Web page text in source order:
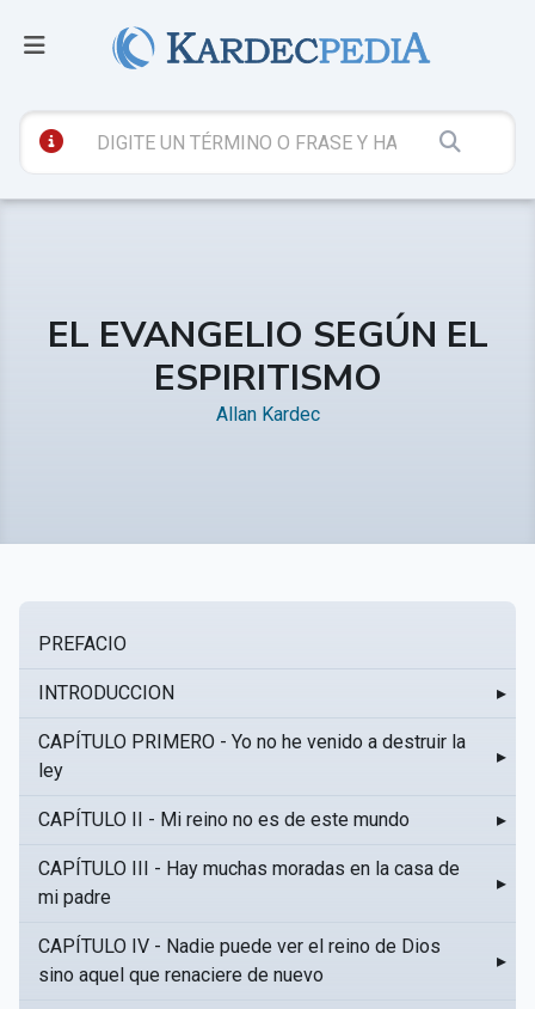
EL EVANGELIO SEGÚN EL
ESPIRITISMO
Allan Kardec
PREFACIO
INTRODUCCION ▸
CAPÍTULO PRIMERO - Yo no he venido a destruir la
ley
▸
CAPÍTULO II - Mi reino no es de este mundo ▸
CAPÍTULO III - Hay muchas moradas en la casa de
mi padre
▸
CAPÍTULO IV - Nadie puede ver el reino de Dios
sino aquel que renaciere de nuevo
▸